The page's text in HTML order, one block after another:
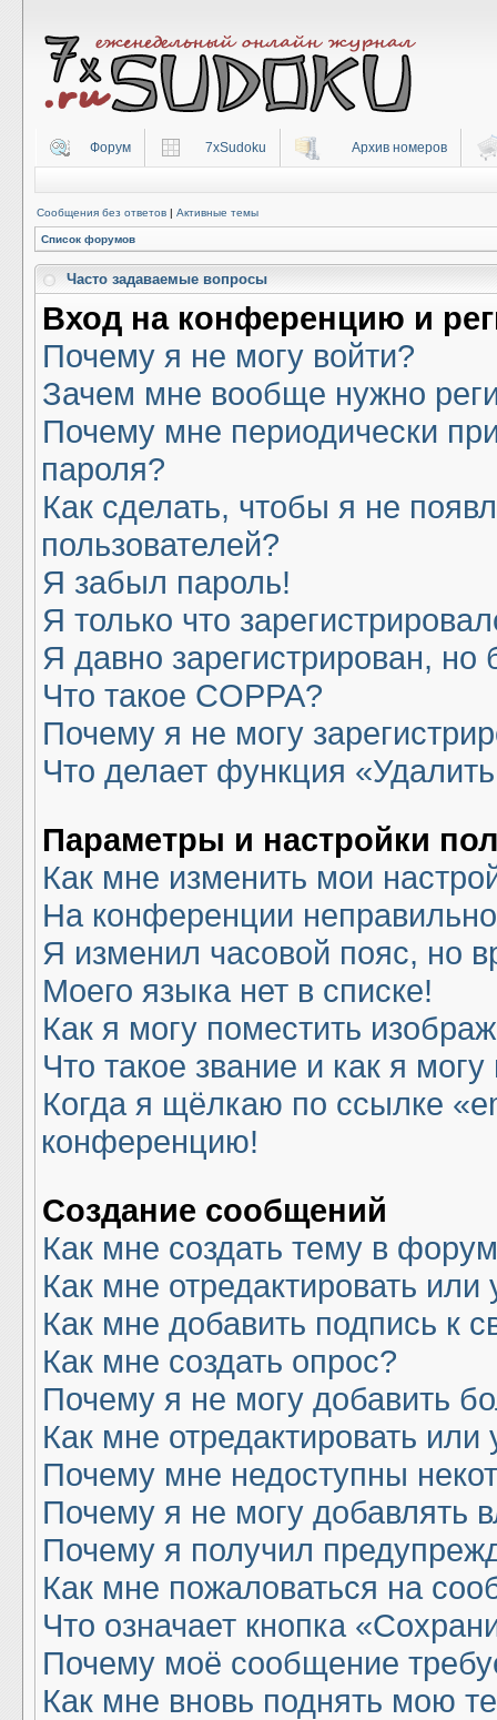
Форум 7xSudoku Архив номеров
Сообщения без ответов | Активные темы
Список форумов
Часто задаваемые вопросы
Вход на конференцию и
Почему я не могу войти?
Зачем мне вообще нужно
Почему мне периодически
пароля?
Как сделать, чтобы я не
пользователей?
Я забыл пароль!
Я только что
Я давно зарегистрирован,
Что такое COPPA?
Почему я не могу
Что делает функция
Параметры и настройки
Как мне изменить мои
На конференции
Я изменил часовой пояс, но
Моего языка нет в списке!
Как я могу поместить
Что такое звание и как я могу
Когда я щёлкаю по ссылке
конференцию!
Создание сообщений
Как мне создать тему в
Как мне отредактировать
Как мне добавить подпись к
Как мне создать опрос?
Почему я не могу добавить
Как мне отредактировать или
Почему мне недоступны
Почему я не могу добавлять
Почему я получил
Как мне пожаловаться на
Что означает кнопка
Почему моё сообщение
Как мне вновь поднять мою